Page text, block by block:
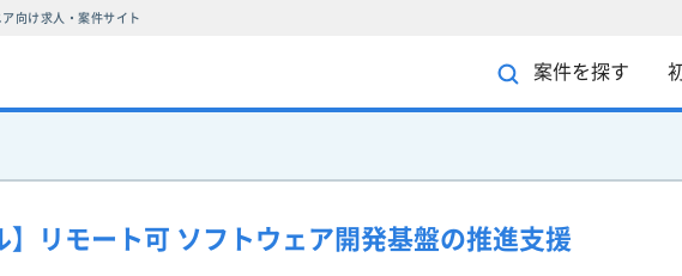
向け求人・案件サイト
案件を探す
】リモート可 ソフトウェア開発基盤の推進支援